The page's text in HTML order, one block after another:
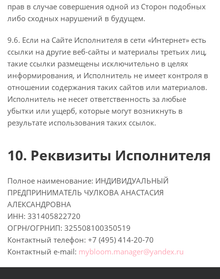
прав в случае совершения одной из Сторон подобных
либо сходных нарушений в будущем.
9.6. Если на Сайте Исполнителя в сети «Интернет» есть
ссылки на другие веб-сайты и материалы третьих лиц,
такие ссылки размещены исключительно в целях
информирования, и Исполнитель не имеет контроля в
отношении содержания таких сайтов или материалов.
Исполнитель не несет ответственность за любые
убытки или ущерб, которые могут возникнуть в
результате использования таких ссылок.
10. Реквизиты Исполнителя
Полное наименование: ИНДИВИДУАЛЬНЫЙ
ПРЕДПРИНИМАТЕЛЬ ЧУЛКОВА АНАСТАСИЯ
АЛЕКСАНДРОВНА
ИНН: 331405822720
ОГРН/ОГРНИП: 325508100350519
Контактный телефон: +7 (495) 414-20-70
Контактный e-mail: mybloom.manager@yandex.ru